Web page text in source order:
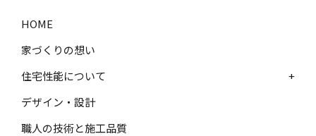
HOME
家づくりの想い
住宅性能について
+
デザイン・設計
職人の技術と施工品質